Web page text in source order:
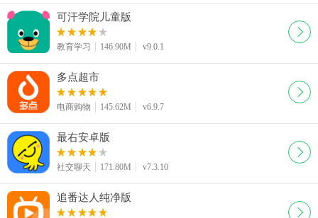
可汗学院儿童版
教育学习 146.90M v9.0.1
多点超市
电商购物 145.62M v6.9.7
最右安卓版
社交聊天 171.80M v7.3.10
追番达人纯净版